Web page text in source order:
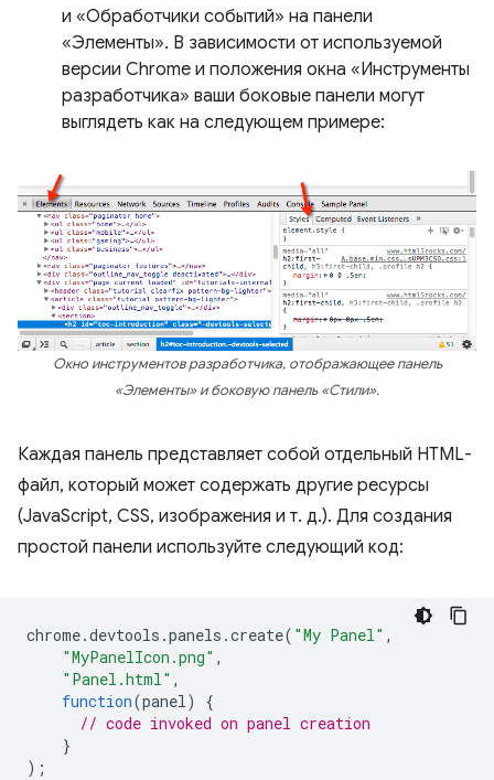
и «Обработчики событий» на панели
«Элементы». В зависимости от используемой
версии Chrome и положения окна «Инструменты
разработчика» ваши боковые панели могут
выглядеть как на следующем примере:
Окно инструментов разработчика, отображающее панель
«Элементы» и боковую панель «Стили».
Каждая панель представляет собой отдельный HTML-
файл, который может содержать другие ресурсы
(JavaScript, CSS, изображения и т. д.). Для создания
простой панели используйте следующий код:
chrome.devtools .panels .create( "My Panel" ,
"MyPanelIcon.png" ,
"Panel.html" ,
function(panel)
{
// code invoked on panel creation
}
);